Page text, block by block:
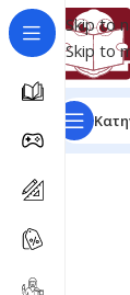
Skip to
Skip to